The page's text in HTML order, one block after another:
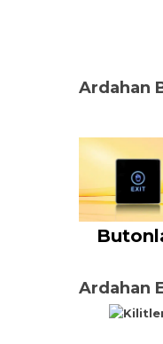
Ardahan
Ardahan